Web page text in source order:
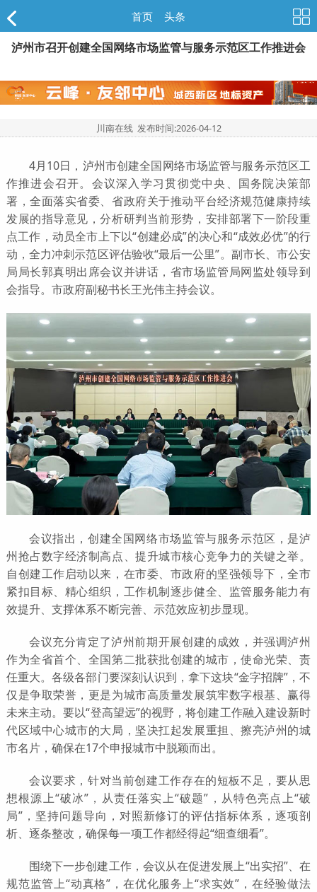
首页 头条
泸州市召开创建全国网络市场监管与服务示范区工作推进会
川南在线 发布时间:2026-04-12
4月10日，泸州市创建全国网络市场监管与服务示范区工
作推进会召开。会议深入学习贯彻党中央、国务院决策部
署，全面落实省委、省政府关于推动平台经济规范健康持续
发展的指导意见，分析研判当前形势，安排部署下一阶段重
点工作，动员全市上下以“创建必成”的决心和“成效必优”的行
动，全力冲刺示范区评估验收“最后一公里”。副市长、市公安
局局长郭真明出席会议并讲话，省市场监管局网监处领导到
会指导。市政府副秘书长王光伟主持会议。
会议指出，创建全国网络市场监管与服务示范区，是泸
州抢占数字经济制高点、提升城市核心竞争力的关键之举。
自创建工作启动以来，在市委、市政府的坚强领导下，全市
紧扣目标、精心组织，工作机制逐步健全、监管服务能力有
效提升、支撑体系不断完善、示范效应初步显现。
会议充分肯定了泸州前期开展创建的成效，并强调泸州
作为全省首个、全国第二批获批创建的城市，使命光荣、责
任重大。各级各部门要深刻认识到，拿下这块“金字招牌”，不
仅是争取荣誉，更是为城市高质量发展筑牢数字根基、赢得
未来主动。要以“登高望远”的视野，将创建工作融入建设新时
代区域中心城市的大局，坚决扛起发展重担、擦亮泸州的城
市名片，确保在17个申报城市中脱颖而出。
会议要求，针对当前创建工作存在的短板不足，要从思
想根源上“破冰”，从责任落实上“破题”，从特色亮点上“破
局”，坚持问题导向，对照新修订的评估指标体系，逐项剖
析、逐条整改，确保每一项工作都经得起“细查细看”。
围绕下一步创建工作，会议从在促进发展上“出实招”、在
规范监管上“动真格”，在优化服务上“求实效”，在经验做法